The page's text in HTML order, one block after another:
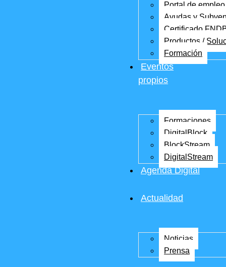
Portal de empleo
Ayudas y
Certificado
Productos /
Formación
Eventos
propios
Formaciones
DigitalBlock
BlockStream
DigitalStream
Agenda Digital
Actualidad
Noticias
Prensa